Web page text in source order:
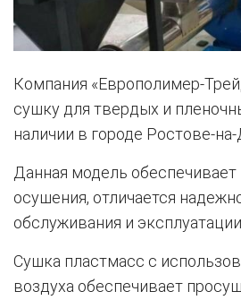
Компания «Европолимер-
сушку для твердых и
наличии в городе Ростове-на-
Данная модель
осушения, отличается
обслуживания и эксплуатации.
Сушка пластмасс с
воздуха обеспечивает